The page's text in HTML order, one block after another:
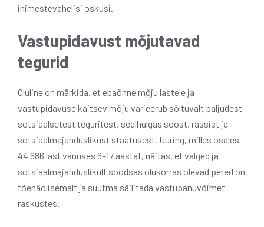
inimestevahelisi oskusi.
Vastupidavust mõjutavad
tegurid
Oluline on märkida, et ebaõnne mõju lastele ja
vastupidavuse kaitsev mõju varieerub sõltuvalt paljudest
sotsiaalsetest teguritest, sealhulgas soost, rassist ja
sotsiaalmajanduslikust staatusest. Uuring, milles osales
44 686 last vanuses 6–17 aastat, näitas, et valged ja
sotsiaalmajanduslikult soodsas olukorras olevad pered on
tõenäolisemalt ja suutma säilitada vastupanuvõimet
raskustes.